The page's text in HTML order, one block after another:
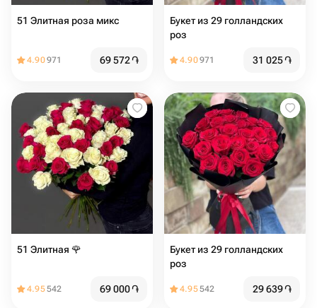
51 Элитная роза микс
4.90971 69 572֏
Букет из 29 голландских
роз
4.90971 31 025֏
51 Элитная 🌹
4.95542 69 000֏
Букет из 29 голландских
роз
4.95542 29 639֏